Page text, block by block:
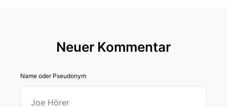
Neuer Kommentar
Name oder Pseudonym